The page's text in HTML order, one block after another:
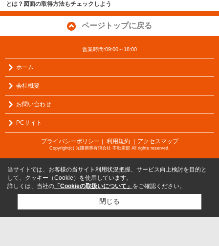
とは？図面の取得方法もチェックしよう
ページトップに戻る
営業時間:09:00～18:00
ホーム
会社概要
お問い合わせ
PCサイト
プライバシーポリシー 利用規約 ｜アクセスマップ
Copyright(c) 光陽商事有限会社 不動産部 All rights reserved.
当サイトでは、お客様の当サイト利用状況把握、サービス向上検討を目的と
して、クッキー（Cookie）を使用しています。
詳しくは、当社の 「Cookieの取扱いについて」 をご確認ください。
閉じる